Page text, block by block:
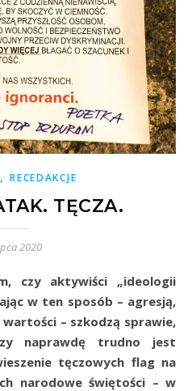
,RECEDAKCJE
TĘCZA.
2020
w ten sposób – agresją,
– szkodzą sprawie,
naprawdę trudno jest
tęczowych flag na
narodowe świętości – w